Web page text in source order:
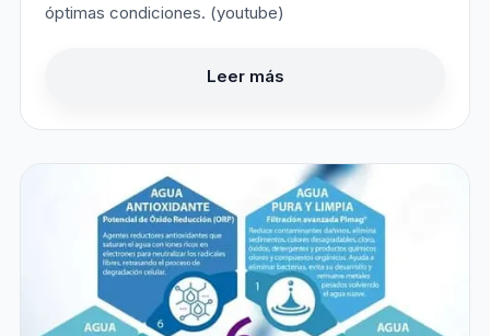
óptimas condiciones. (youtube)
Leer más